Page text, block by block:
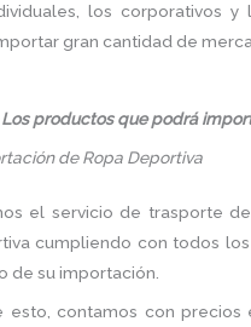
los corporativos y
gran cantidad de
productos que podrá
de Ropa Deportiva
el servicio de trasporte
cumpliendo con todos
de su importación.
esto, contamos con precios